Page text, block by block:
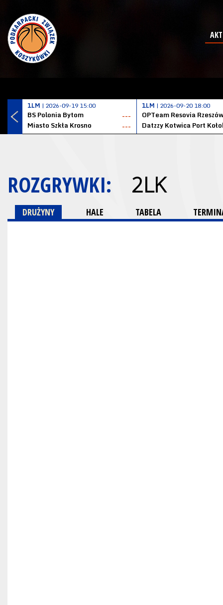
1LM | 2026-09-19 15:00
BS Polonia Bytom
---
Miasto Szkła Krosno
---
1LM | 2026-09-20 18:00
OPTeam Resovia Rzeszów
ROZGRYWKI: 2LK
DRUŻYNY HALE TABELA